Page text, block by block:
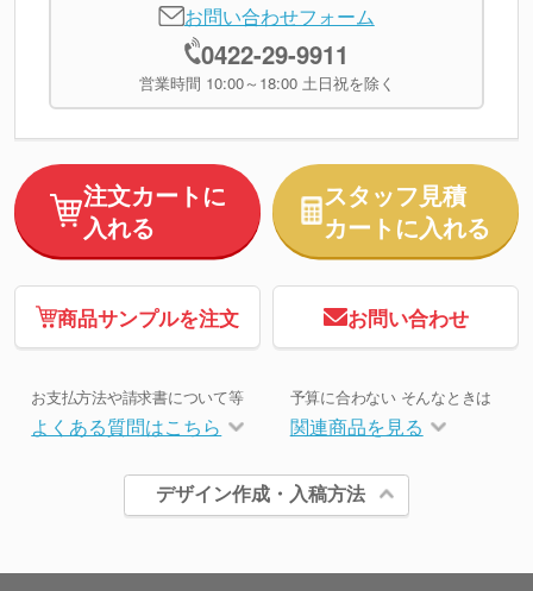
お問い合わせフォーム
0422-29-9911
営業時間 10:00～18:00 土日祝を除く
注文カートに
入れる
スタッフ見積
カートに入れる
商品サンプルを注文 お問い合わせ
お支払方法や請求書について等
よくある質問はこちら
予算に合わない そんなときは
関連商品を見る
デザイン作成・入稿方法